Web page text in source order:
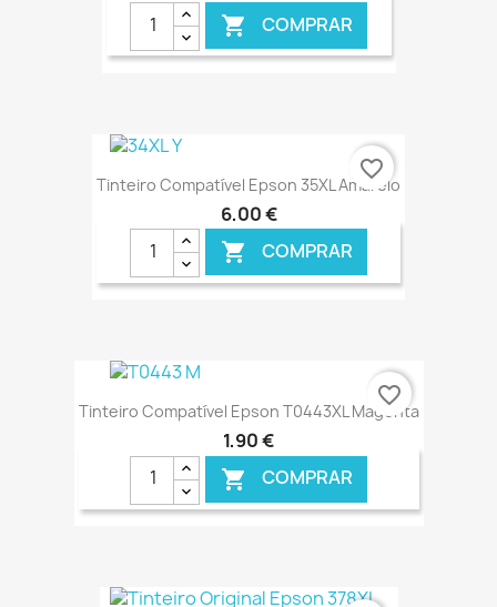
 COMPRAR
€ ONLINE
Tinteiro Compatível Epson 35XL Amarelo
6,00 €
 COMPRAR
€ ONLINE
favorite_border
Tinteiro Compatível Epson T0443XL Magenta
1,90 €
 COMPRAR
favorite_border